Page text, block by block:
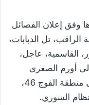
وفق إعلان الفصائل
الراقب، تل الدبابات،
القاسمية، عاجل،
إلى أورم الصغرى
وعويجل. وتمت السيطرة أيضًا على منطقة الفوج 46،
السوري.